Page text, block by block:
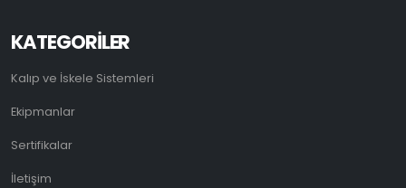
KATEGORİLER
Kalıp ve İskele Sistemleri
Ekipmanlar
Sertifikalar
İletişim